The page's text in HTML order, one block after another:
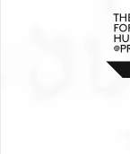
אלדי כאן לה
אלדאר
במגלקהא
בריא גלויה